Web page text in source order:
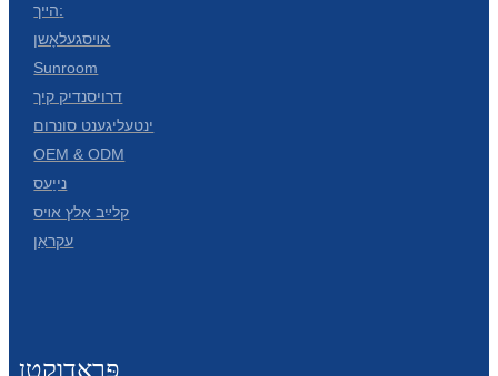
הײך:
אױסגעלאָשן
Sunroom
דרויסנדיק קיך
ינטעליגענט סונרום
OEM & ODM
נייַעס
קלײַב אַלץ אױס
עקראַן
פּראָדוקטן